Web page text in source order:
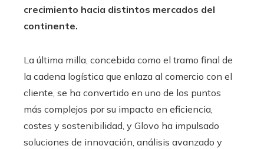
crecimiento hacia distintos mercados del
continente.
La última milla, concebida como el tramo final de
la cadena logística que enlaza al comercio con el
cliente, se ha convertido en uno de los puntos
más complejos por su impacto en eficiencia,
costes y sostenibilidad, y Glovo ha impulsado
soluciones de innovación, análisis avanzado y